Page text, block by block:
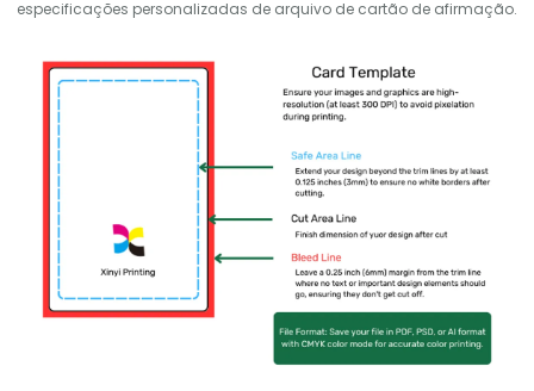
especificações personalizadas de arquivo de cartão de afirmação.